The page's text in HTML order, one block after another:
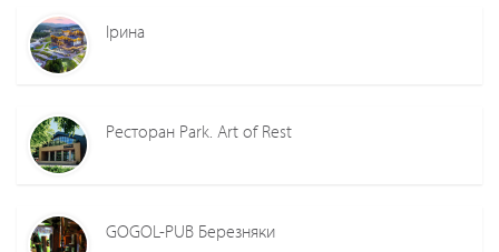
Ірина
Ресторан Park. Art of Rest
GOGOL-PUB Березняки